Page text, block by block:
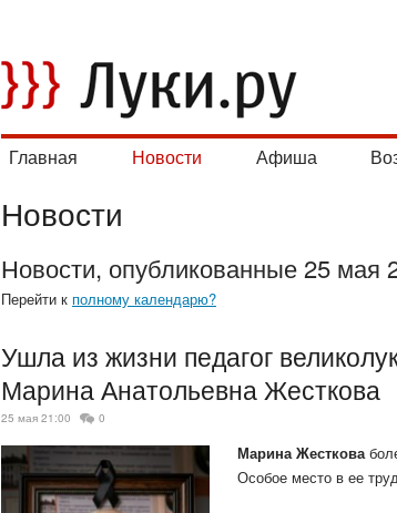
Главная Новости Афиша
Новости
Новости, опубликованные 25 мая
Перейти к полному календарю?
Ушла из жизни педагог
Марина Анатольевна Жесткова
25 мая 21:00 0
Марина Жесткова
Особое место в ее